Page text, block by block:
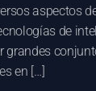
aspectos
de
grandes
en […]